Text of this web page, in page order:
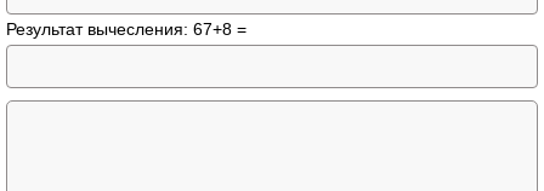
Результат вычесления: 67+8 =